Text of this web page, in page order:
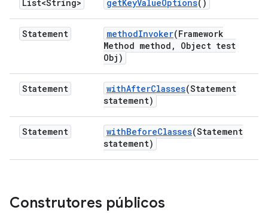
List<String> getKeyValueOptions()
Statement methodInvoker(Framework
Method method ,
Object test
Obj)
Statement withAfterClasses(Statement
statement)
Statement withBeforeClasses(Statement
statement)
Construtores públicos